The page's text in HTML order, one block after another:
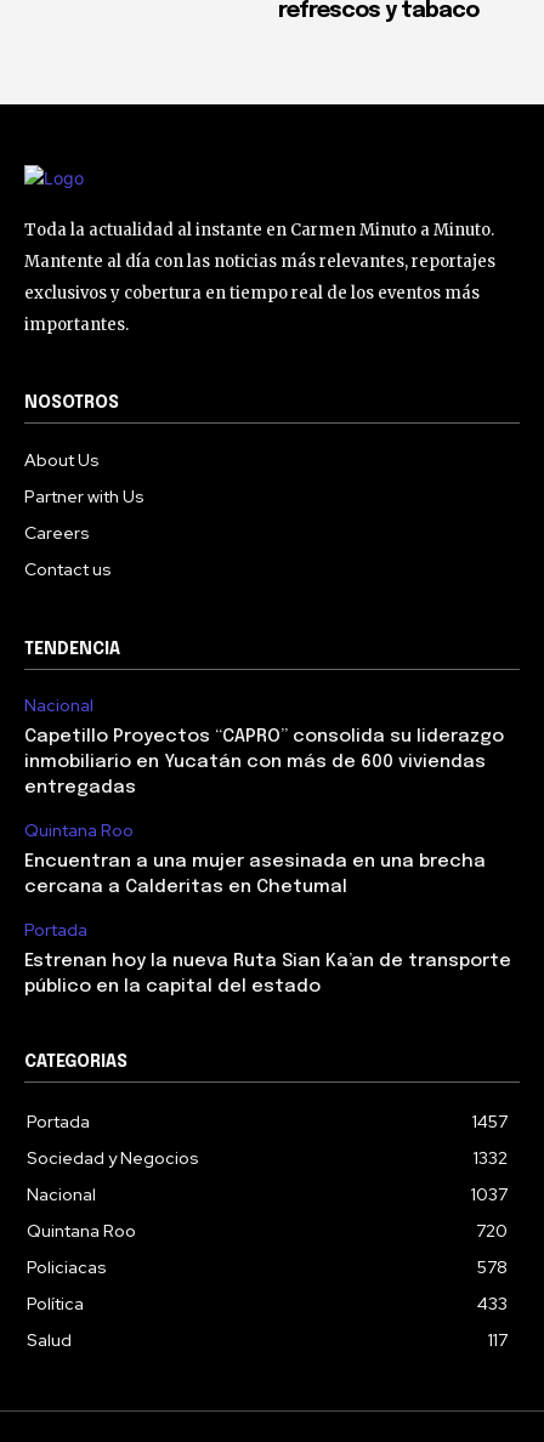
refrescos y tabaco
Toda la actualidad al instante en Carmen Minuto a Minuto.
Mantente al día con las noticias más relevantes, reportajes
exclusivos y cobertura en tiempo real de los eventos más
importantes.
NOSOTROS
About Us
Partner with Us
Careers
Contact us
TENDENCIA
Nacional
Capetillo Proyectos “CAPRO” consolida su liderazgo
inmobiliario en Yucatán con más de 600 viviendas
entregadas
Quintana Roo
Encuentran a una mujer asesinada en una brecha
cercana a Calderitas en Chetumal
Portada
Estrenan hoy la nueva Ruta Sian Ka’an de transporte
público en la capital del estado
CATEGORIAS
Portada
1457
Sociedad y Negocios
1332
Nacional
1037
Quintana Roo
720
Policiacas
578
Política
433
Salud
117